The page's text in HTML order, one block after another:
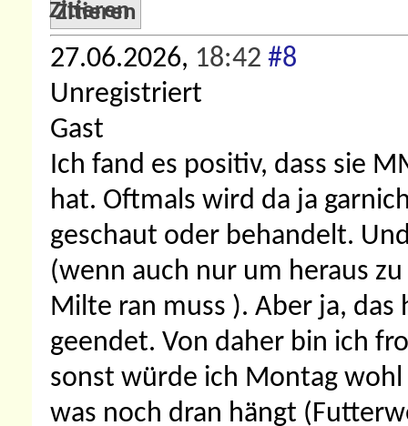
Zitieren
27.06.2026, 18:42 #8
Unregistriert
Gast
Ich fand es positiv, dass sie
hat. Oftmals wird da ja
geschaut oder behandelt.
(wenn auch nur um heraus
Milte ran muss ). Aber ja, das
geendet. Von daher bin ich
sonst würde ich Montag
was noch dran hängt